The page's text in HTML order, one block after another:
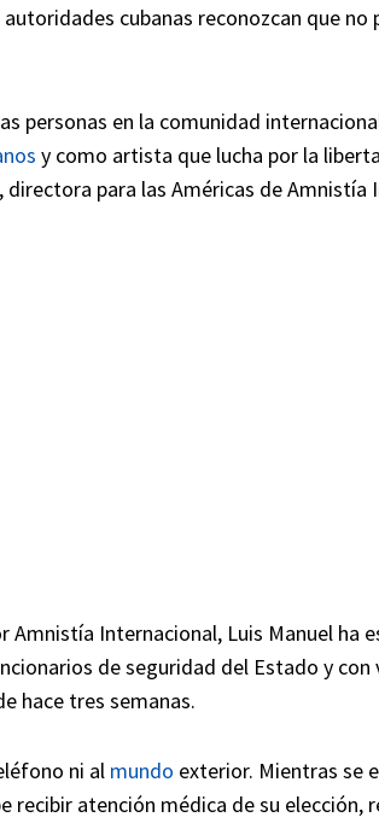
cubanas reconozcan que no
personas en la comunidad
y como artista que lucha por la
directora para las Américas de Amnistía
Internacional, Luis Manuel ha
de seguridad del Estado y
hace tres semanas.
ni al mundo exterior. Mientras se
recibir atención médica de su elección,